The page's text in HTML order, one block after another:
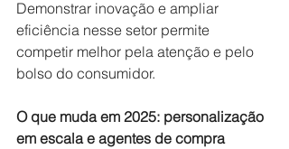
Demonstrar inovação e ampliar
eficiência nesse setor permite
competir melhor pela atenção e pelo
bolso do consumidor.
O que muda em 2025: personalização
em escala e agentes de compra